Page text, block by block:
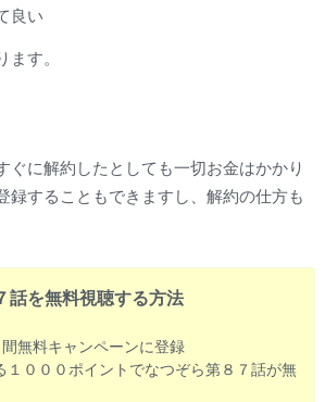
良い
ます。
ぐに解約したとしても一切お金はかかり
録することもできますし、解約の仕方も
話を無料視聴する方法
無料キャンペーンに登録
１０００ポイントでなつぞら第８７話が無